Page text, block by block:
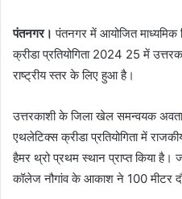
पंतनगर। पंतनगर में आयोजित माध्यमिक
क्रीडा प्रतियोगिता 2024 25 में
राष्ट्रीय स्तर के लिए हुआ है।
उत्तरकाशी के जिला खेल समन्वयक
एथलेटिक्स क्रीडा प्रतियोगिता में
हैमर थ्रो प्रथम स्थान प्राप्त किया
कॉलेज नौगांव के आकाश ने 100 मीटर दौड़